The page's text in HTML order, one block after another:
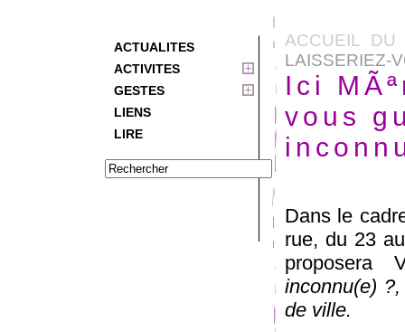
ACTUALITES
ACTIVITES
GESTES
LIENS
LIRE
ACCUEIL DU
LAISSERIEZ-
Ici
vous
Dans le
rue, du 23
proposera
inconnu(e)
de ville.